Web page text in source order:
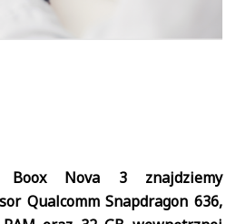
Nova 3 znajdziemy
Qualcomm Snapdragon 636,